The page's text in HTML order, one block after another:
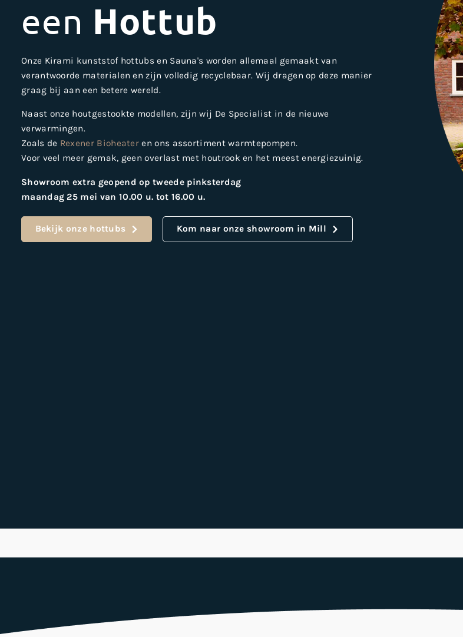
een Hottub
Onze Kirami kunststof hottubs en Sauna's worden allemaal gemaakt van
verantwoorde materialen en zijn volledig recyclebaar. Wij dragen op deze manier
graag bij aan een betere wereld.
Naast onze houtgestookte modellen, zijn wij De Specialist in de nieuwe
verwarmingen.
Zoals de Rexener Bioheater en ons assortiment warmtepompen.
Voor veel meer gemak, geen overlast met houtrook en het meest energiezuinig.
Showroom extra geopend op tweede pinksterdag
maandag 25 mei van 10.00 u. tot 16.00 u.
Bekijk onze hottubs Kom naar onze showroom in Mill